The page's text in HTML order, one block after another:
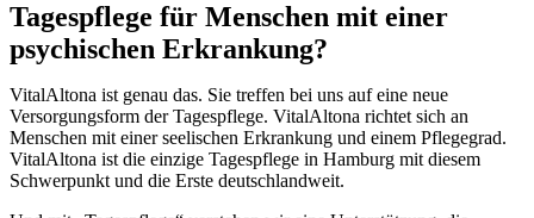
Tagespflege für Menschen mit einer
psychischen Erkrankung?
VitalAltona ist genau das. Sie treffen bei uns auf eine neue
Versorgungsform der Tagespflege. VitalAltona richtet sich an
Menschen mit einer seelischen Erkrankung und einem Pflegegrad.
VitalAltona ist die einzige Tagespflege in Hamburg mit diesem
Schwerpunkt und die Erste deutschlandweit.